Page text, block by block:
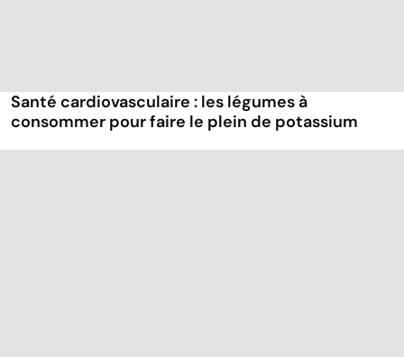
Santé cardiovasculaire : les légumes à
consommer pour faire le plein de potassium